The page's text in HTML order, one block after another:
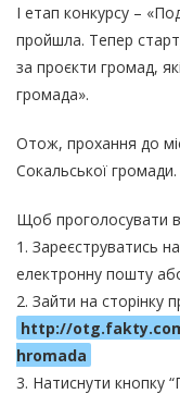
І етап конкурсу –
пройшла. Тепер
за проєкти громад,
громада».
Отож, прохання до
Сокальської громади.
Щоб проголосувати
1. Зареєструватись на
електронну пошту
2. Зайти на сторінку
http://
hromada
3. Натиснути кнопку